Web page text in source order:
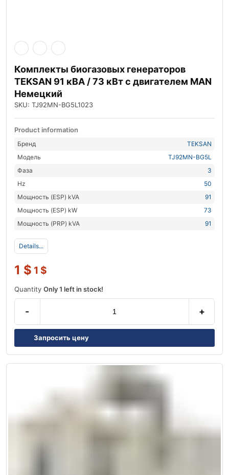
Комплекты биогазовых генераторов
TEKSAN 91 кВА / 73 кВт с двигателем MAN
Немецкий
SKU: TJ92MN-BG5L1023
Product information
Бренд
TEKSAN
Модель
TJ92MN-BG5L
Фаза
3
Hz
50
Мощность (ESP) kVA
91
Мощность (ESP) kW
73
Мощность (PRP) kVA
91
Details...
1 $ 1 $
Quantity Only 1 left in stock!
- +
Запросить цену